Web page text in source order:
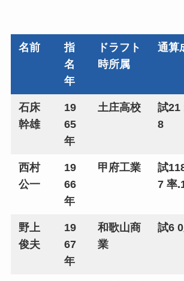
名前
指
名
年
ドラフト
時所属
通算
石床
幹雄
19
65
年
土庄高校
試21
8
西村
公一
19
66
年
甲府工業
試
7 率
野上
俊夫
19
67
年
和歌山商
業
試6